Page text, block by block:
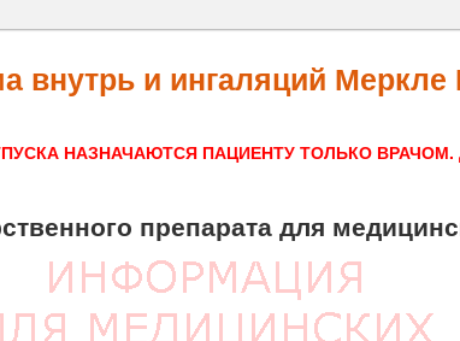
внутрь и ингаляций
НАЗНАЧАЮТСЯ ПАЦИЕНТУ ТОЛЬКО
препарата для